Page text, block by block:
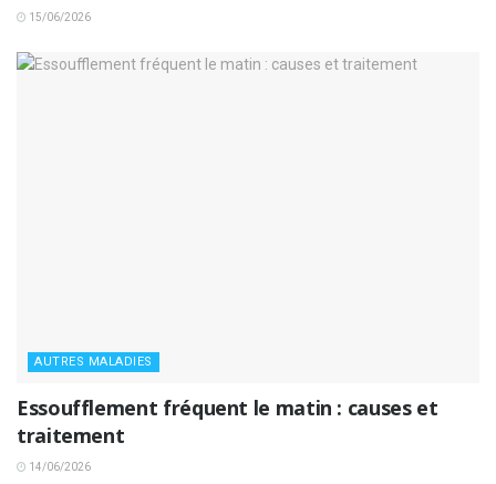
15/06/2026
AUTRES MALADIES
Essoufflement fréquent le matin : causes et
traitement
14/06/2026